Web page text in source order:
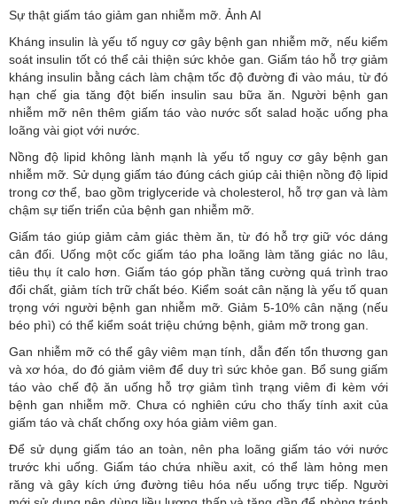
Sự thật giấm táo giảm gan nhiễm mỡ. Ảnh AI
Kháng insulin là yếu tố nguy cơ gây bệnh gan nhiễm mỡ, nếu kiểm
soát insulin tốt có thể cải thiện sức khỏe gan. Giấm táo hỗ trợ giảm
kháng insulin bằng cách làm chậm tốc độ đường đi vào máu, từ đó
hạn chế gia tăng đột biến insulin sau bữa ăn. Người bệnh gan
nhiễm mỡ nên thêm giấm táo vào nước sốt salad hoặc uống pha
loãng vài giọt với nước.
Nồng độ lipid không lành mạnh là yếu tố nguy cơ gây bệnh gan
nhiễm mỡ. Sử dụng giấm táo đúng cách giúp cải thiện nồng độ lipid
trong cơ thể, bao gồm triglyceride và cholesterol, hỗ trợ gan và làm
chậm sự tiến triển của bệnh gan nhiễm mỡ.
Giấm táo giúp giảm cảm giác thèm ăn, từ đó hỗ trợ giữ vóc dáng
cân đối. Uống một cốc giấm táo pha loãng làm tăng giác no lâu,
tiêu thụ ít calo hơn. Giấm táo góp phần tăng cường quá trình trao
đổi chất, giảm tích trữ chất béo. Kiểm soát cân nặng là yếu tố quan
trọng với người bệnh gan nhiễm mỡ. Giảm 5-10% cân nặng (nếu
béo phì) có thể kiểm soát triệu chứng bệnh, giảm mỡ trong gan.
Gan nhiễm mỡ có thể gây viêm mạn tính, dẫn đến tổn thương gan
và xơ hóa, do đó giảm viêm để duy trì sức khỏe gan. Bổ sung giấm
táo vào chế độ ăn uống hỗ trợ giảm tình trạng viêm đi kèm với
bệnh gan nhiễm mỡ. Chưa có nghiên cứu cho thấy tính axit của
giấm táo và chất chống oxy hóa giảm viêm gan.
Để sử dụng giấm táo an toàn, nên pha loãng giấm táo với nước
trước khi uống. Giấm táo chứa nhiều axit, có thể làm hỏng men
răng và gây kích ứng đường tiêu hóa nếu uống trực tiếp. Người